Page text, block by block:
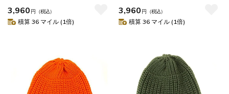
3,960 円 （税込）
積算 36 マイル (1倍)
3,960 円 （税込）
積算 36 マイル (1倍)